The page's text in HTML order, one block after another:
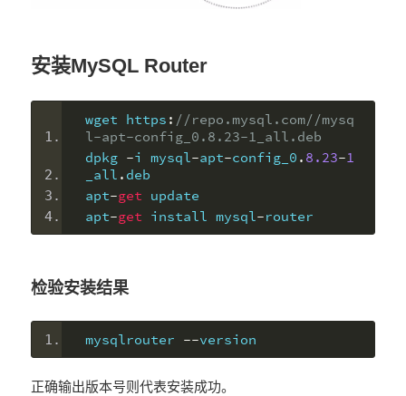
安装MySQL Router
wget https : //repo.mysql.com//mysq
l-apt-config_0.8.23-1_all.deb
dpkg -i mysql-apt-config_0 . 8.23-1
_all . deb
apt-get update
apt-get install mysql-router
检验安装结果
mysqlrouter --version
正确输出版本号则代表安装成功。